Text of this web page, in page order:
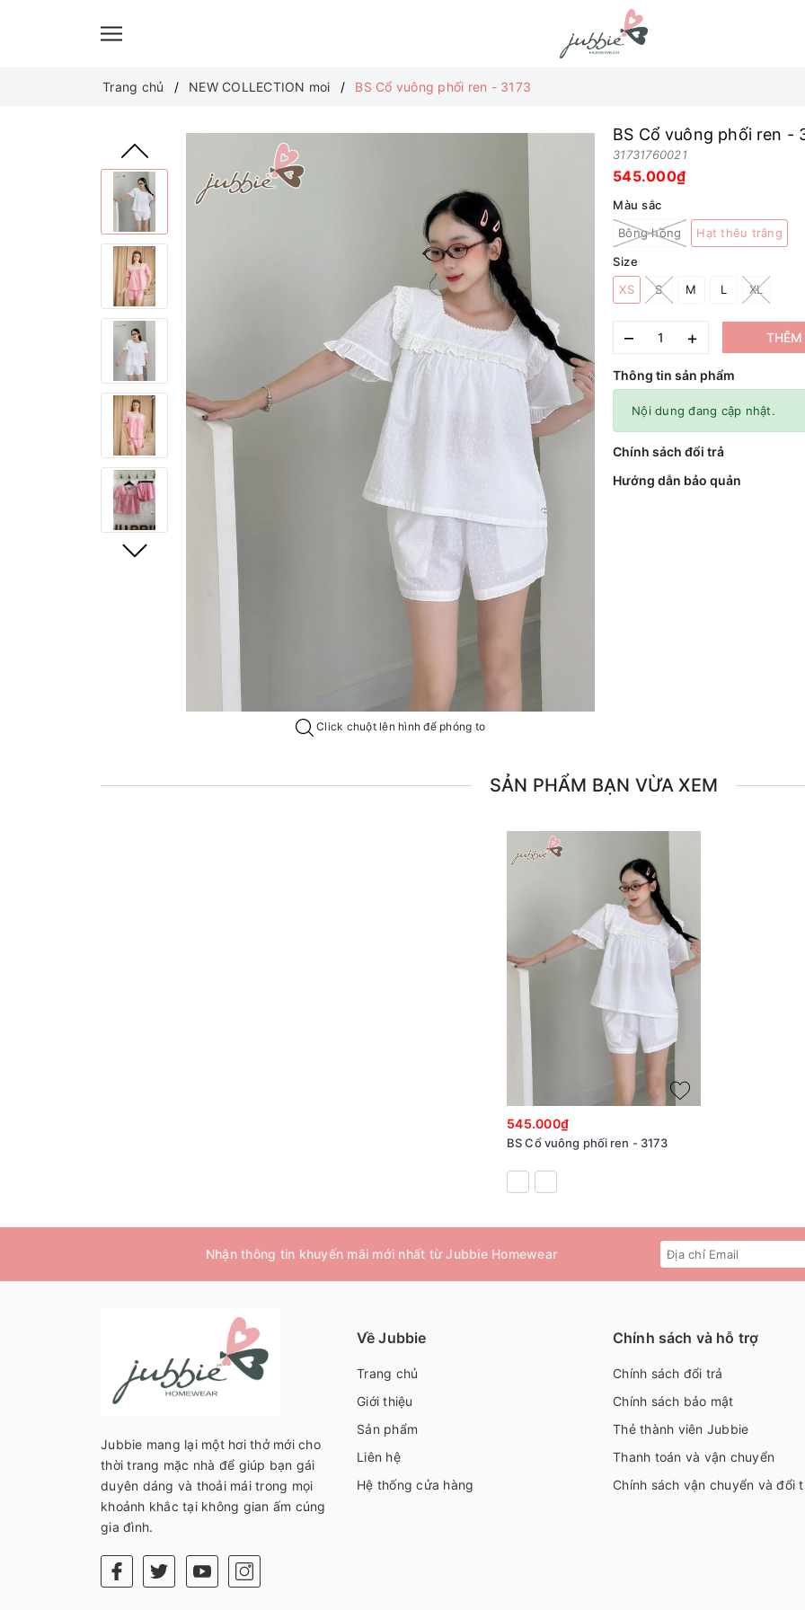
Trang chủ NEW COLLECTION moi BS Cổ vuông phối ren - 3173
Click chuột lên hình để phóng to
BS Cổ vuông phối ren -
31731760021
545.000₫
Màu sắc
Bông hồng
Hạt thêu trắng
Size
XS
S M L XL
– + THÊM
Thông tin sản phẩm
Nội dung đang cập nhật.
Chính sách đổi trả
Hướng dẫn bảo quản
SẢN PHẨM BẠN VỪA XEM
545.000₫
BS Cổ vuông phối ren - 3173
Nhận thông tin khuyến mãi mới nhất từ Jubbie Homewear
Jubbie mang lại một hơi thở mới cho
thời trang mặc nhà để giúp bạn gái
duyên dáng và thoải mái trong mọi
khoảnh khắc tại không gian ấm cúng
gia đình.
Về Jubbie
Trang chủ
Giới thiệu
Sản phẩm
Liên hệ
Hệ thống cửa hàng
Chính sách và hỗ trợ
Chính sách đổi trả
Chính sách bảo mật
Thẻ thành viên Jubbie
Thanh toán và vận chuyển
Chính sách vận chuyển và đổi